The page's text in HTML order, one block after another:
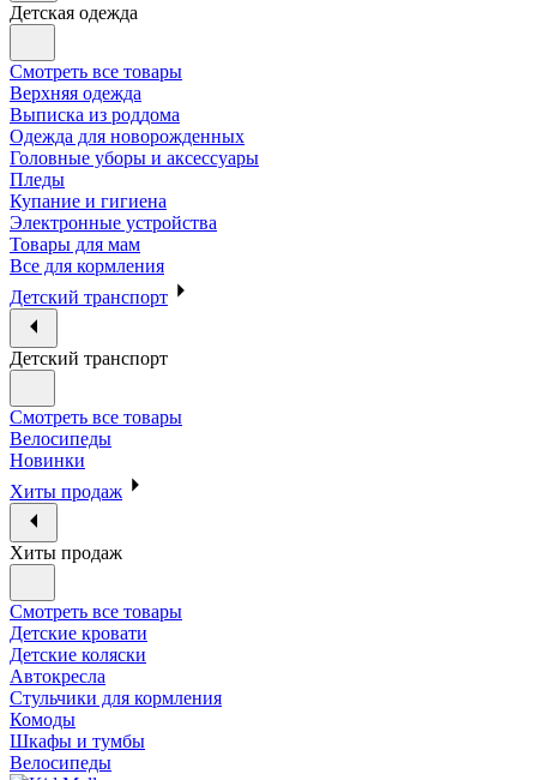
Детская одежда
Смотреть все товары
Верхняя одежда
Выписка из роддома
Одежда для новорожденных
Головные уборы и аксессуары
Пледы
Купание и гигиена
Электронные устройства
Товары для мам
Все для кормления
Детский транспорт
Детский транспорт
Смотреть все товары
Велосипеды
Новинки
Хиты продаж
Хиты продаж
Смотреть все товары
Детские кровати
Детские коляски
Автокресла
Стульчики для кормления
Комоды
Шкафы и тумбы
Велосипеды